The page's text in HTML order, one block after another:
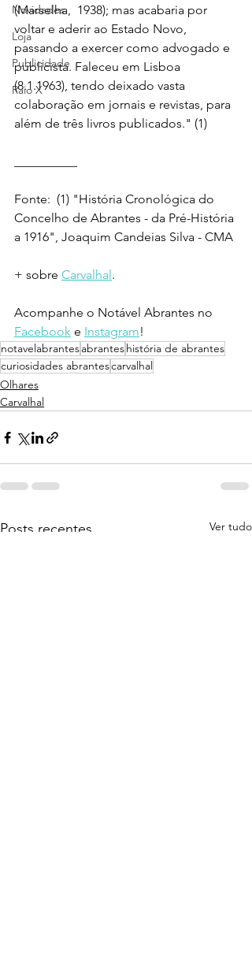
Novidades
Loja
Publicidade
Raio X
(Marselha,  1938); mas acabaria por
voltar e aderir ao Estado Novo,
passando a exercer como advogado e
publicista. Faleceu em Lisboa
(8.1.1963), tendo deixado vasta
colaboração em jornais e revistas, para
além de três livros publicados." (1)
Fonte:  (1) "História Cronológica do
Concelho de Abrantes - da Pré-História
a 1916", Joaquim Candeias Silva - CMA
+ sobre Carvalhal.
Acompanhe o Notável Abrantes no
Facebook e Instagram!
notavelabrantesabranteshistória de abrantes
curiosidades abrantescarvalhal
Olhares
Carvalhal
Posts recentes Ver tudo